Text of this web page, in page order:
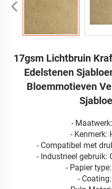
17gsm Lichtbruin
Edelstenen
Bloemmotieven
-
- Kenmerk:
- Compatibel met
- Industrieel gebruik:
- Papier
-